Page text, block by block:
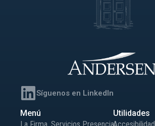
Síguenos en LinkedIn
Menú
La Firma Servicios Presencia
Utilidades
Accesibilidad